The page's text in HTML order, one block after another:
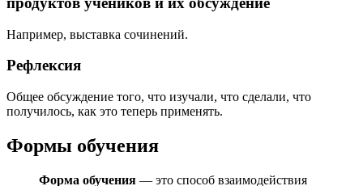
Например, выставка сочинений.
Рефлексия
Общее обсуждение того, что изучали, что сделали, что
получилось, как это теперь применять.
Формы обучения
Форма обучения — это способ взаимодействия